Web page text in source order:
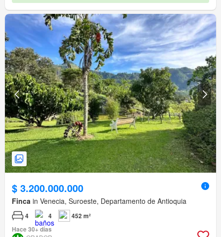
$ 3.200.000.000
Finca in Venecia, Suroeste, Departamento de Antioquia
4 4
452 m²
Hace 30+ días